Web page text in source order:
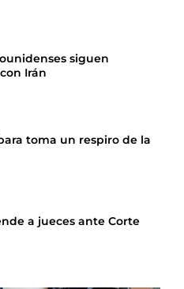
siguen
Irán
toma un respiro de la
a jueces ante Corte